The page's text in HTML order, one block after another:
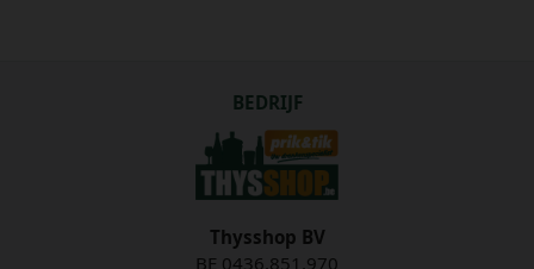
BEDRIJF
Thysshop BV
BE 0436.851.970